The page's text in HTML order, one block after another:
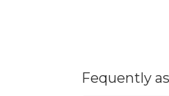
Fequently